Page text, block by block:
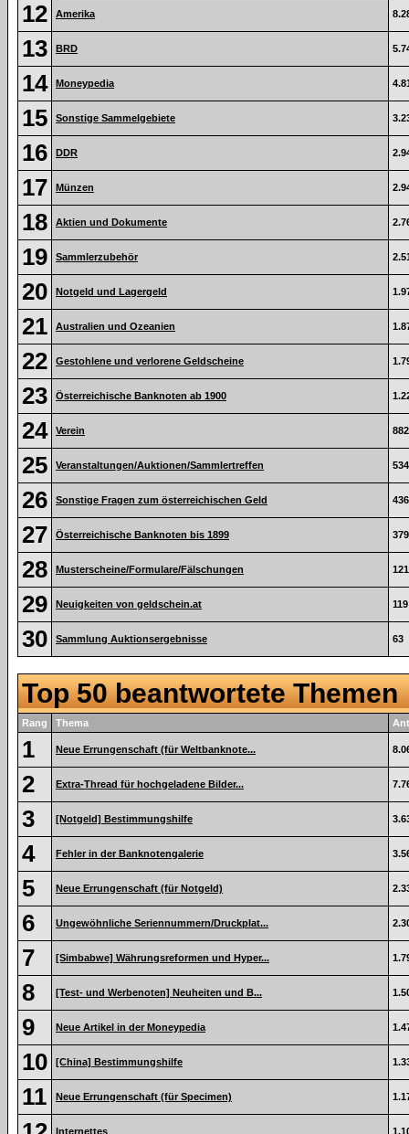
12 Amerika
13 BRD
14 Moneypedia
15 Sonstige Sammelgebiete
16 DDR
17 Münzen
18 Aktien und Dokumente
19 Sammlerzubehör
20 Notgeld und Lagergeld
21 Australien und Ozeanien
22 Gestohlene und verlorene Geldscheine
23 Österreichische Banknoten ab 1900
24 Verein 882
25 Veranstaltungen/Auktionen/Sammlertreffen 534
26 Sonstige Fragen zum österreichischen Geld 436
27 Österreichische Banknoten bis 1899 379
28 Musterscheine/Formulare/Fälschungen 121
29 Neuigkeiten von geldschein.at 119
30 Sammlung Auktionsergebnisse 63
Top 50 beantwortete Themen
Rang Thema
1 Neue Errungenschaft (für Weltbanknote...
2 Extra-Thread für hochgeladene Bilder...
3 [Notgeld] Bestimmungshilfe
4 Fehler in der Banknotengalerie
5 Neue Errungenschaft (für Notgeld)
6 Ungewöhnliche Seriennummern/Druckplat...
7 [Simbabwe] Währungsreformen und Hyper...
8 [Test- und Werbenoten] Neuheiten und B...
9 Neue Artikel in der Moneypedia
10 [China] Bestimmungshilfe
11 Neue Errungenschaft (für Specimen)
Internettes